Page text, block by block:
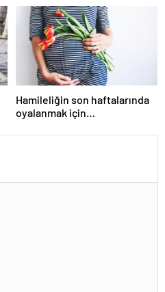
Hamileliğin son haftalarında
oyalanmak için…